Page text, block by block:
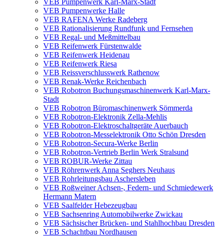
VEB Pumpenwerk Karl-Marx-Stadt
VEB Pumpenwerke Halle
VEB RAFENA Werke Radeberg
VEB Rationalisierung Rundfunk und Fernsehen
VEB Regal- und Meßmittelbau
VEB Reifenwerk Fürstenwalde
VEB Reifenwerk Heidenau
VEB Reifenwerk Riesa
VEB Reissverschlusswerk Rathenow
VEB Renak-Werke Reichenbach
VEB Robotron Buchungsmaschinenwerk Karl-Marx-
Stadt
VEB Robotron Büromaschinenwerk Sömmerda
VEB Robotron-Elektronik Zella-Mehlis
VEB Robotron-Elektroschaltgeräte Auerbauch
VEB Robotron-Messelektronik Otto Schön Dresden
VEB Robotron-Secura-Werke Berlin
VEB Robotron-Vertrieb Berlin Werk Stralsund
VEB ROBUR-Werke Zittau
VEB Röhrenwerk Anna Seghers Neuhaus
VEB Rohrleitungsbau Aschersleben
VEB Roßweiner Achsen-, Federn- und Schmiedewerk
Hermann Matern
VEB Saalfelder Hebezeugbau
VEB Sachsenring Automobilwerke Zwickau
VEB Sächsischer Brücken- und Stahlhochbau Dresden
VEB Schachtbau Nordhausen